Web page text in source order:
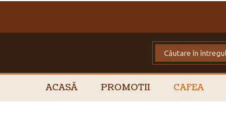
ACASĂ PROMOTII CAFEA